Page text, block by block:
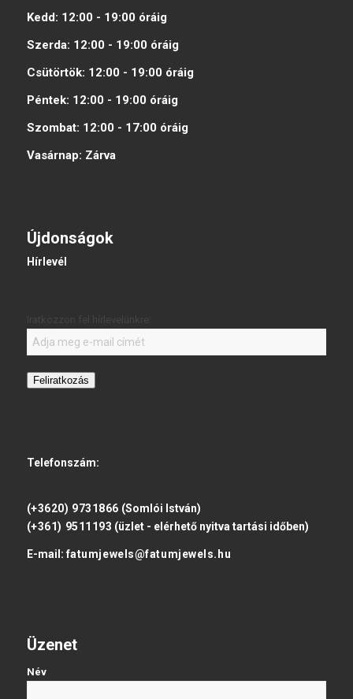
Kedd: 12:00 - 19:00 óráig
Szerda: 12:00 - 19:00 óráig
Csütörtök: 12:00 - 19:00 óráig
Péntek: 12:00 - 19:00 óráig
Szombat: 12:00 - 17:00 óráig
Vasárnap: Zárva
Újdonságok
Hírlevél
Feliratkozás
Telefonszám:
(+3620) 9731866 (Somlói István)
(+361) 9511193 (üzlet - elérhető nyitva tartási időben)
E-mail: fatumjewels@fatumjewels.hu
Üzenet
Név